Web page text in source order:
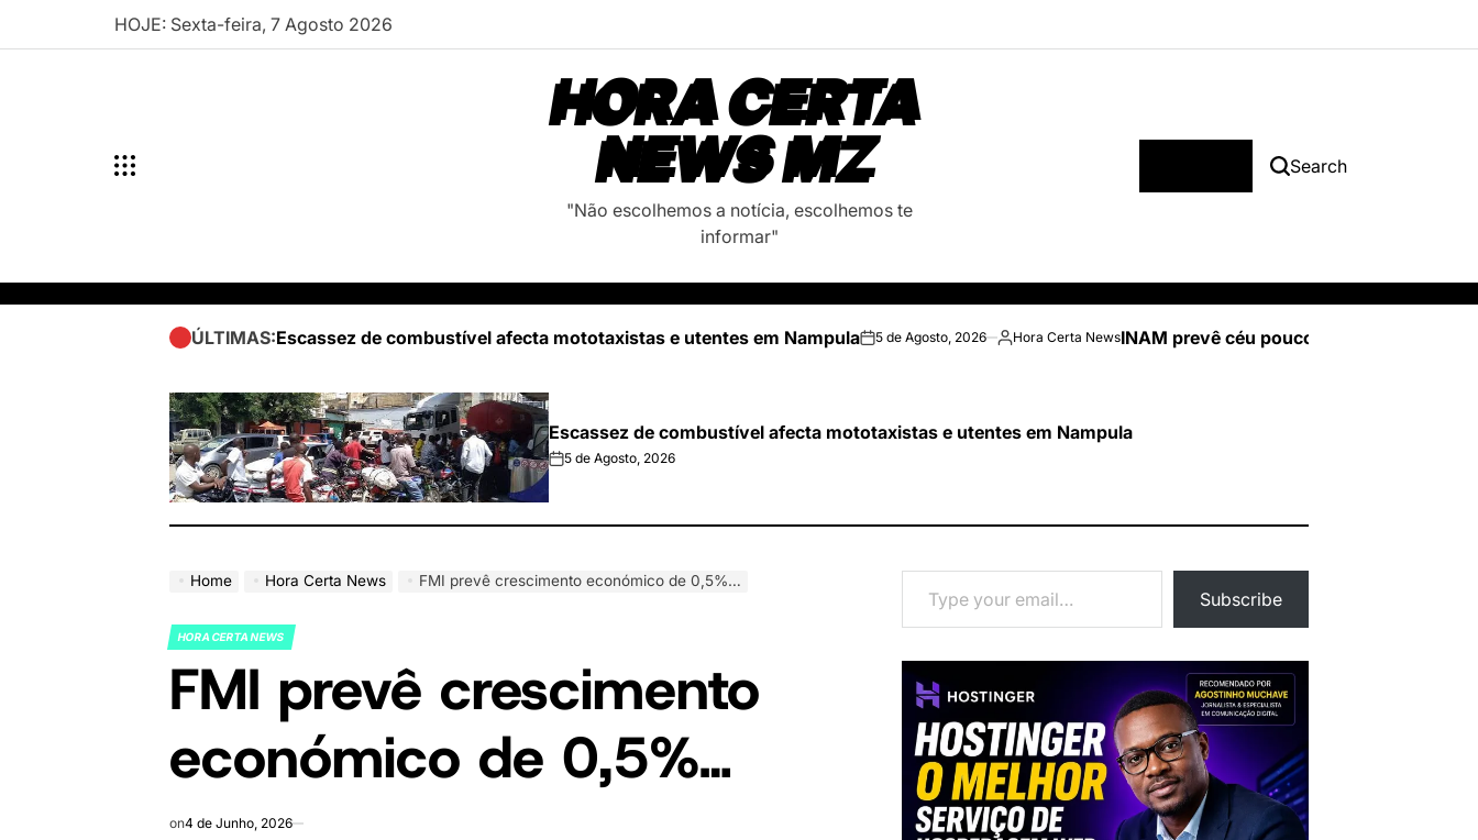
HOJE: Sexta-feira, 7 Agosto 2026
HORA CERTA
NEWS MZ
"Não escolhemos a notícia, escolhemos te
informar"
Search
ÚLTIMAS:Escassez de combustível afecta mototaxistas e utentes em Nampulaon5 de Agosto, 2026
Posted
Hora Certa NewsINAM prevê céu pouco nublado e
Escassez de combustível afecta mototaxistas e utentes em Nampula
on5 de Agosto, 2026
Home Hora Certa News FMI prevê crescimento económico de 0,5%…
POSTED
IN
HORA CERTA NEWS
FMI prevê crescimento
económico de 0,5%…
on4 de Junho, 2026
Type your email…
Subscribe